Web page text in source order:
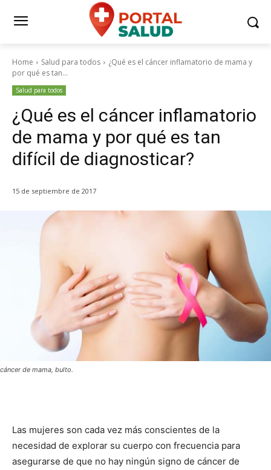
Home Salud para todos
¿Qué es el cáncer inflamatorio de mama y
por qué es tan...
Salud para todos
¿Qué es el cáncer inflamatorio
de mama y por qué es tan
difícil de diagnosticar?
15 de septiembre de 2017
cáncer de mama, bulto.
Las mujeres son cada vez más conscientes de la
necesidad de explorar su cuerpo con frecuencia para
asegurarse de que no hay ningún signo de cáncer de